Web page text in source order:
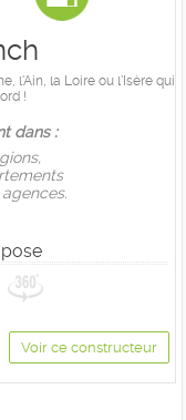
l'Ain, la Loire ou l'Isère qui
!
dans :
agences.
Voir ce constructeur